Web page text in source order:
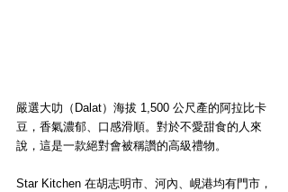
嚴選大叻（Dalat）海拔 1,500 公尺產的阿拉比卡
豆，香氣濃郁、口感滑順。對於不愛甜食的人來
說，這是一款絕對會被稱讚的高級禮物。
Star Kitchen 在胡志明市、河內、峴港均有門市，